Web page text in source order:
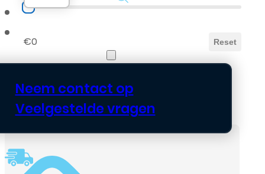
B2B Portaal
Neem contact op
Veelgestelde vragen
Filter op prijs
€0 Reset